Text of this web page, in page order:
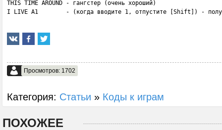
THIS TIME AROUND - гангстер (очень хороший)
I LIVE A1        - (когда вводите 1, отпустите [Shift]) -
Просмотров: 1702
Категория: Статьи » Коды к играм
ПОХОЖЕЕ